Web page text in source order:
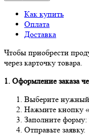
Как купить
Оплата
Доставка
Чтобы приобрести
через карточку товара.
1. Оформление заказа
Выберите нужный
Нажмите кнопку
Заполните
Отправьте заявку.